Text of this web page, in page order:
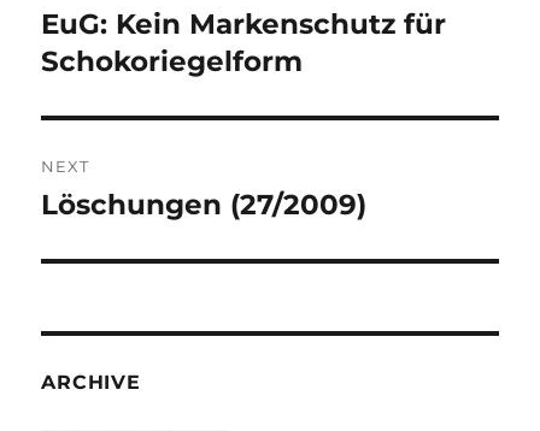
navigation
Previous
post:
EuG: Kein Markenschutz für
Schokoriegelform
NEXT
Next
Löschungen (27/2009)
ARCHIVE